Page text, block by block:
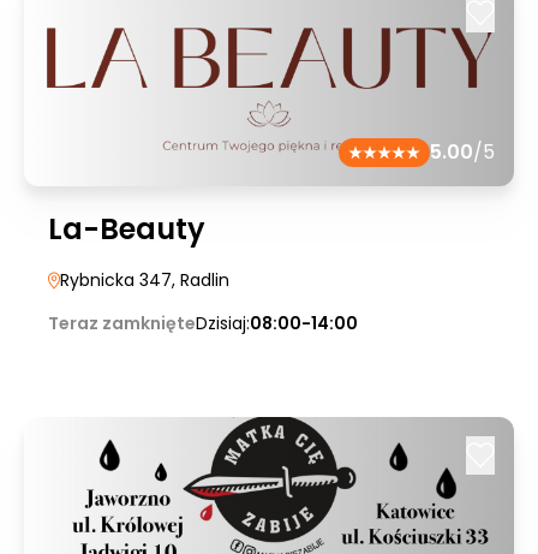
5.00/5
La-Beauty
Rybnicka 347, Radlin
Teraz zamknięteDzisiaj:08:00-14:00